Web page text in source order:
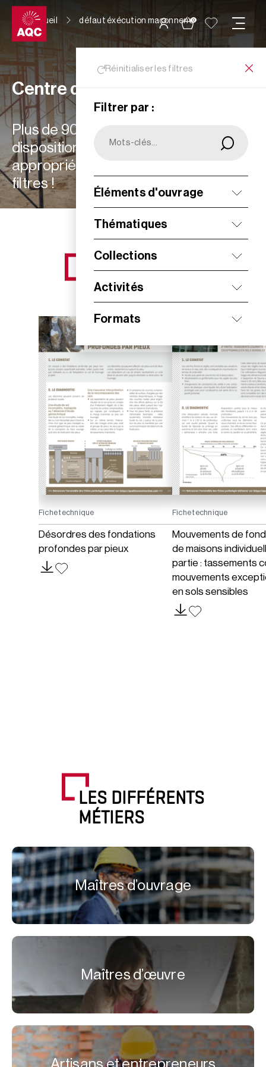
Panneau de gestion des cookies
0
Accueil défaut éxécution maçonnerie
Réinitialiser les filtres
Filtrer par :
Éléments d'ouvrage
Thématiques
Collections
Activités
Formats
Centre de ressources
Plus de 900 ressources à votre
disposition : choisissez les plus
appropriées à vos besoins grâce aux
filtres !
NOS NOUVEAUTÉS
Fiche technique
Désordres des fondations
profondes par pieux
Fiche technique
Mouvements de
de maisons
partie : tassements
mouvements
en sols sensibles
LES DIFFÉRENTS
MÉTIERS
Maîtres d’ouvrage
Maîtres d’œuvre
Artisans et entrepreneurs